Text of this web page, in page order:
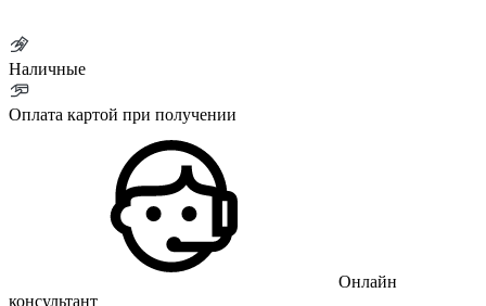
Наличные
Оплата картой при получении
Онлайн
консультант